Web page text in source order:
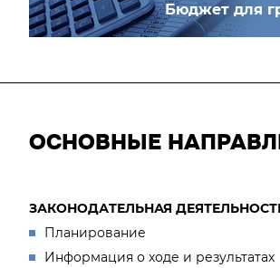
Бюджет для
ОСНОВНЫЕ
ЗАКОНОДАТЕЛЬНАЯ
Планирование
Информация о ходе и результатах